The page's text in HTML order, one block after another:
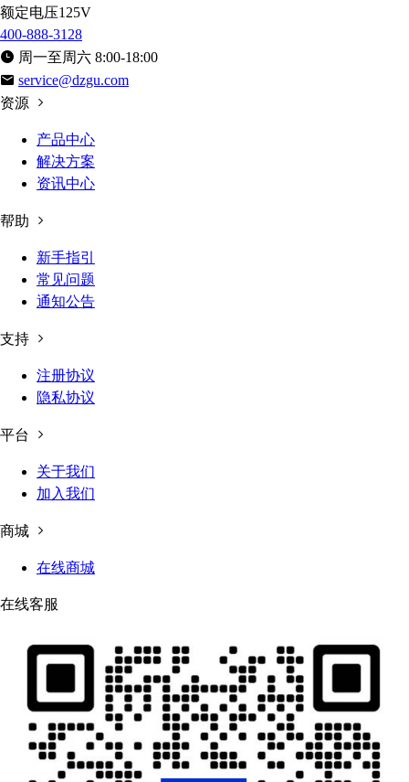
额定电压125V
400-888-3128
周一至周六 8:00-18:00
service@dzgu.com
资源
产品中心
解决方案
资讯中心
帮助
新手指引
常见问题
通知公告
支持
注册协议
隐私协议
平台
关于我们
加入我们
商城
在线商城
在线客服